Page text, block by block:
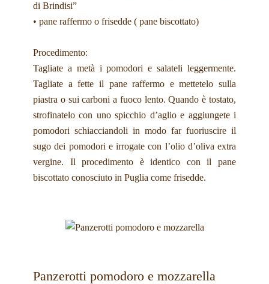
di Brindisi”
• pane raffermo o frisedde ( pane biscottato)
Procedimento:
Tagliate a metà i pomodori e salateli leggermente.
Tagliate a fette il pane raffermo e mettetelo sulla
piastra o sui carboni a fuoco lento. Quando è tostato,
strofinatelo con uno spicchio d’aglio e aggiungete i
pomodori schiacciandoli in modo far fuoriuscire il
sugo dei pomodori e irrogate con l’olio d’oliva extra
vergine. Il procedimento è identico con il pane
biscottato conosciuto in Puglia come frisedde.
Panzerotti pomodoro e mozzarella